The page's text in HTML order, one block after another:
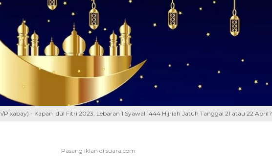
- Kapan Idul Fitri 2023, Lebaran 1 Syawal 1444 Hijriah Jatuh Tanggal 21 atau 22 April?